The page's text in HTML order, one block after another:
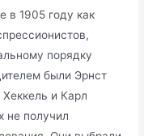
в 1905 году как
порядку
были Эрнст
и Карл
не получил